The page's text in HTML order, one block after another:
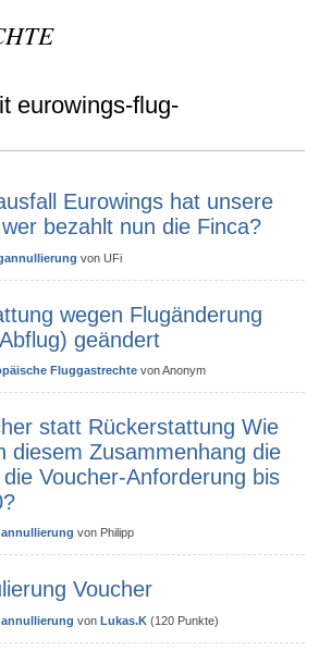
eurowings-flug-
Eurowings hat unsere
bezahlt nun die Finca?
vonUFi
wegen Flugänderung
geändert
Fluggastrechte vonAnonym
statt Rückerstattung Wie
diesem Zusammenhang die
Voucher-Anforderung bis
von Philipp
Voucher
vonLukas.K (120 Punkte)